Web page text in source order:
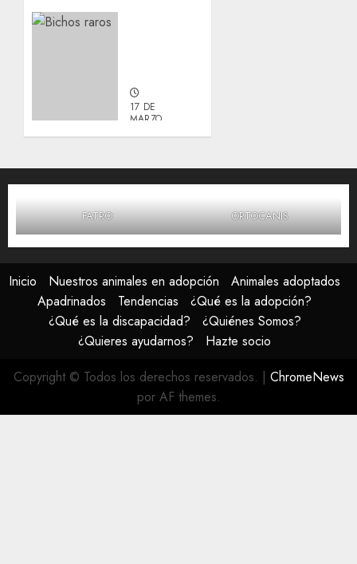
17 DE
MARZO,
FATRO ORTOCANIS
Inicio Nuestros animales en adopción
Animales adoptados
Apadrinados
Tendencias
¿Qué es la adopción?
¿Qué es la discapacidad?
¿Quiénes Somos?
¿Quieres ayudarnos?
Hazte socio
Copyright © Todos los derechos reservados. | ChromeNews
por AF themes.